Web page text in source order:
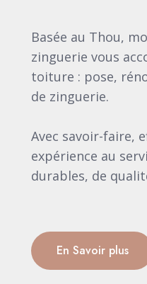
Basée au Thou,
zinguerie vous
toiture : pose,
de zinguerie.
Avec savoir-faire,
expérience au
durables, de
En Savoir plus